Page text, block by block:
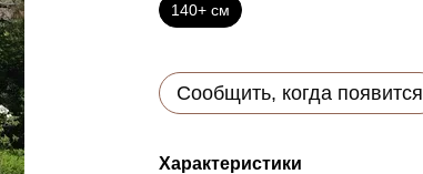
140+ см
Сообщить, когда появится
Характеристики